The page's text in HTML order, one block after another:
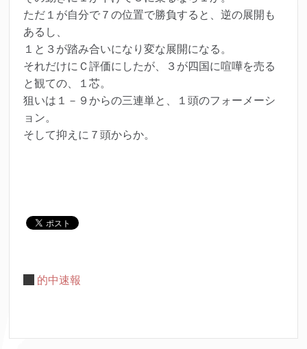
ただ１が自分で７の位置で勝負すると、逆の展開も
あるし、
１と３が踏み合いになり変な展開になる。
それだけにＣ評価にしたが、３が四国に喧嘩を売る
と観ての、
１芯。
狙いは１－９からの三連単と、１頭のフォーメーシ
ョン。
そして抑えに７頭からか。
的中速報